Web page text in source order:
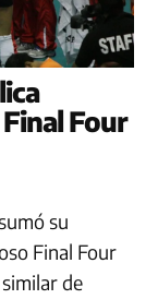
Four
su
Final Four
de